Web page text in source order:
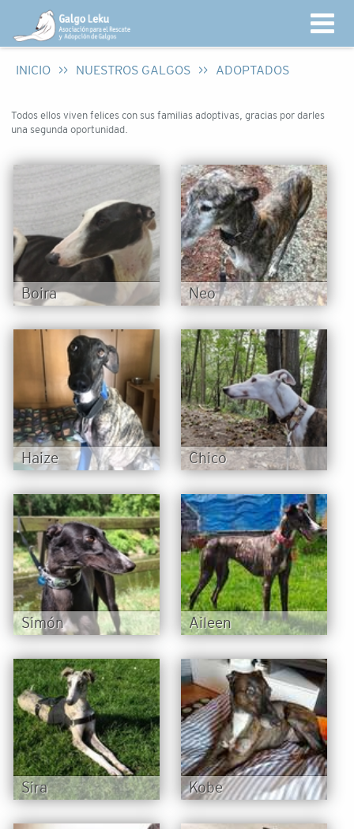
INICIO >> NUESTROS GALGOS >> ADOPTADOS
Todos ellos viven felices con sus familias adoptivas, gracias por darles
una segunda oportunidad.
Boira Neo
Haize Chico
Simón Aileen
Sira Kobe